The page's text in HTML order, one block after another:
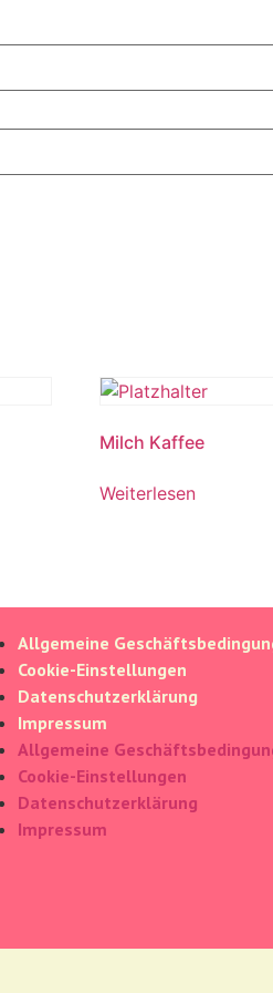
Milch Kaffee
Weiterlesen
Allgemeine
Cookie-Einstellungen
Datenschutzerklärung
Impressum
Allgemeine
Cookie-Einstellungen
Datenschutzerklärung
Impressum